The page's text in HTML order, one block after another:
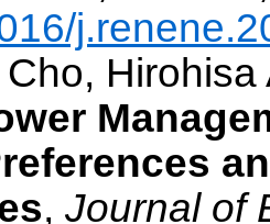
, Journal of